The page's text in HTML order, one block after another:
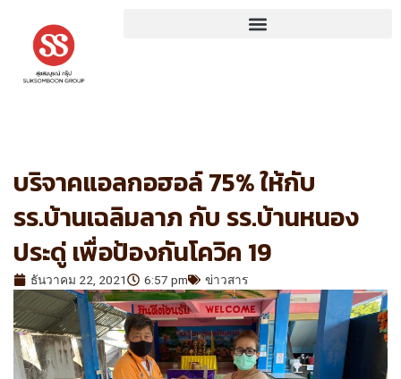
content
บริจาคแอลกอฮอล์ 75% ให้กับ
รร.บ้านเฉลิมลาภ กับ รร.บ้านหนอง
ประดู่ เพื่อป้องกันโควิค 19
ธันวาคม 22, 2021 6:57 pm ข่าวสาร